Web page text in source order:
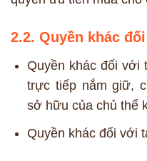
2.2. Quyền khác
Quyền khác đối với
trực tiếp nắm giữ,
sở hữu của chủ thể
Quyền khác đối với